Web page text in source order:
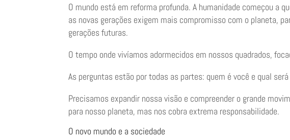
O mundo está em reforma profunda. A humanidade começou a
as novas gerações exigem mais compromisso com o planeta,
gerações futuras.
O tempo onde vivíamos adormecidos em nossos quadrados,
As perguntas estão por todas as partes: quem é você e qual
Precisamos expandir nossa visão e compreender o grande
para nosso planeta, mas nos cobra extrema responsabilidade.
O novo mundo e a sociedade